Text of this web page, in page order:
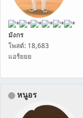
มังกร
โพสต์: 18,683
แอร้ยยย
หนูอร